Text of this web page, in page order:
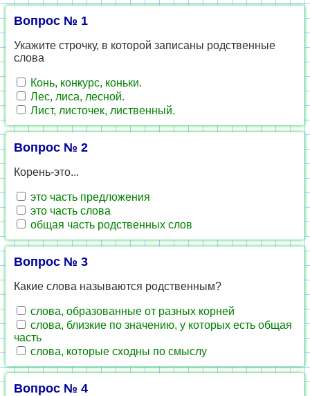
Вопрос № 1
Укажите строчку, в которой записаны родственные
слова
Конь, конкурс, коньки.
Лес, лиса, лесной.
Лист, листочек, лиственный.
Вопрос № 2
Корень-это...
это часть предложения
это часть слова
общая часть родственных слов
Вопрос № 3
Какие слова называются родственным?
слова, образованные от разных корней
слова, близкие по значению, у которых есть общая
часть
слова, которые сходны по смыслу
Вопрос № 4